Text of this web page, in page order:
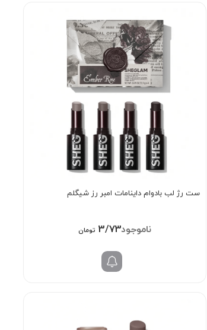
ست رژ لب بادوام داینامات امبر رز شیگلم
3/738/000 تومان